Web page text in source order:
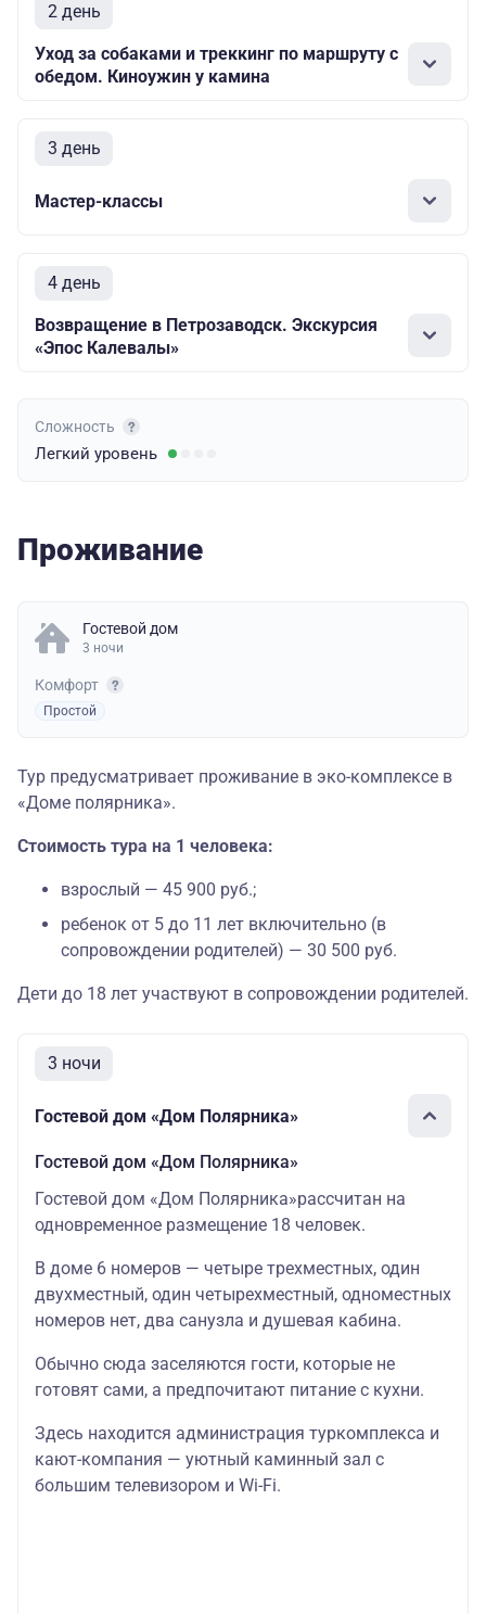
2 день
Уход за собаками и треккинг по маршруту с
обедом. Киноужин у камина
3 день
Мастер-классы
4 день
Возвращение в Петрозаводск. Экскурсия
«Эпос Калевалы»
Сложность
Легкий уровень
Проживание
Гостевой дом
3 ночи
Комфорт
Простой
Тур предусматривает проживание в эко-комплексе в
«Доме полярника».
Стоимость тура на 1 человека:
взрослый — 45 900 руб.;
ребенок от 5 до 11 лет включительно (в
сопровождении родителей) — 30 500 руб.
Дети до 18 лет участвуют в сопровождении родителей.
3 ночи
Гостевой дом «Дом Полярника»
Гостевой дом «Дом Полярника»
Гостевой дом «Дом Полярника»рассчитан на
одновременное размещение 18 человек.
В доме 6 номеров — четыре трехместных, один
двухместный, один четырехместный, одноместных
номеров нет, два санузла и душевая кабина.
Обычно сюда заселяются гости, которые не
готовят сами, а предпочитают питание с кухни.
Здесь находится администрация туркомплекса и
кают-компания — уютный каминный зал с
большим телевизором и Wi-Fi.